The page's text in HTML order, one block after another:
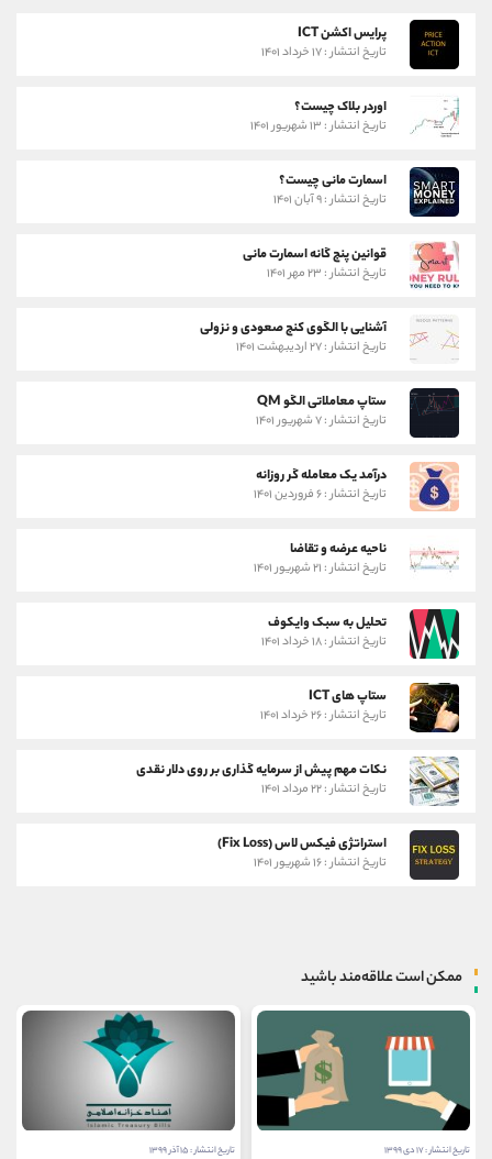
پرایس اکشن ICT
تاریخ انتشار : ۱۷ خرداد ۱۴۰۱
اوردر بلاک چیست؟
تاریخ انتشار : ۱۳ شهریور ۱۴۰۱
اسمارت مانی چیست؟
تاریخ انتشار : ۹ آبان ۱۴۰۱
قوانین پنج گانه اسمارت مانی
تاریخ انتشار : ۲۳ مهر ۱۴۰۱
آشنایی با الگوی کنج صعودی و نزولی
تاریخ انتشار : ۲۷ اردیبهشت ۱۴۰۱
ستاپ معاملاتی الگو QM
تاریخ انتشار : ۷ شهریور ۱۴۰۱
درآمد یک معامله گر روزانه
تاریخ انتشار : ۶ فروردین ۱۴۰۱
ناحیه عرضه و تقاضا
تاریخ انتشار : ۲۱ شهریور ۱۴۰۱
تحلیل به سبک وایکوف
تاریخ انتشار : ۱۸ خرداد ۱۴۰۱
ستاپ های ICT
تاریخ انتشار : ۲۶ خرداد ۱۴۰۱
نکات مهم پیش از سرمایه گذاری بر روی دلار نقدی
تاریخ انتشار : ۲۲ مرداد ۱۴۰۱
استراتژی فیکس لاس (Fix Loss)
تاریخ انتشار : ۱۶ شهریور ۱۴۰۱
ممکن است علاقه‌مند باشید
تاریخ انتشار : ۱۷ دی ۱۳۹۹ تاریخ انتشار : ۱۵ آذر ۱۳۹۹